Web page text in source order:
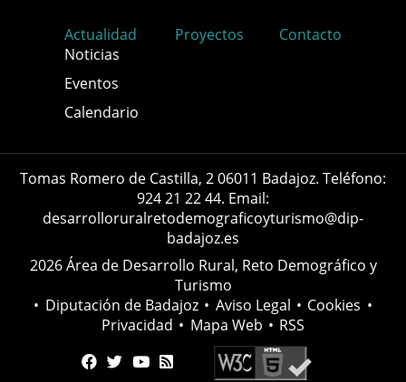
Actualidad
Noticias
Eventos
Calendario
Proyectos Contacto
Tomas Romero de Castilla, 2 06011 Badajoz. Teléfono:
924 21 22 44. Email:
desarrolloruralretodemograficoyturismo@dip-
badajoz.es
2026 Área de Desarrollo Rural, Reto Demográfico y
Turismo
• Diputación de Badajoz • Aviso Legal • Cookies •
Privacidad • Mapa Web • RSS